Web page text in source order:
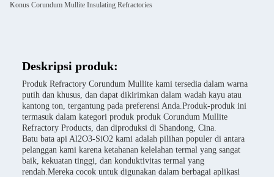
Konus Corundum Mullite Insulating Refractories
Deskripsi produk:
Produk Refractory Corundum Mullite kami tersedia dalam warna
putih dan khusus, dan dapat dikirimkan dalam wadah kayu atau
kantong ton, tergantung pada preferensi Anda.Produk-produk ini
termasuk dalam kategori produk produk Corundum Mullite
Refractory Products, dan diproduksi di Shandong, Cina.
Batu bata api Al2O3-SiO2 kami adalah pilihan populer di antara
pelanggan kami karena ketahanan kelelahan termal yang sangat
baik, kekuatan tinggi, dan konduktivitas termal yang
rendah.Mereka cocok untuk digunakan dalam berbagai aplikasi